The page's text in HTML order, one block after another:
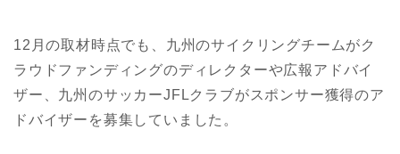
12月の取材時点でも、九州のサイクリングチームがク
ラウドファンディングのディレクターや広報アドバイ
ザー、九州のサッカーJFLクラブがスポンサー獲得のア
ドバイザーを募集していました。